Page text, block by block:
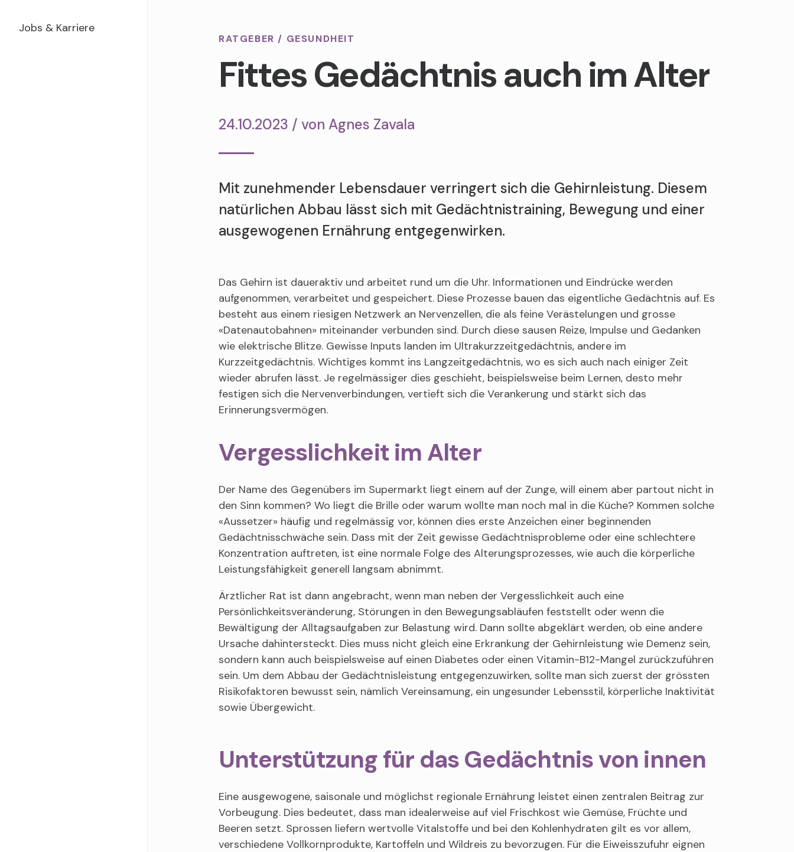
Jobs & Karriere
RATGEBER / GESUNDHEIT
Fittes Gedächtnis auch im Alter
24.10.2023 / von Agnes Zavala
Mit zunehmender Lebensdauer verringert sich die Gehirnleistung. Diesem
natürlichen Abbau lässt sich mit Gedächtnistraining, Bewegung und einer
ausgewogenen Ernährung entgegenwirken.
Das Gehirn ist daueraktiv und arbeitet rund um die Uhr. Informationen und Eindrücke werden
aufgenommen, verarbeitet und gespeichert. Diese Prozesse bauen das eigentliche Gedächtnis auf. Es
besteht aus einem riesigen Netzwerk an Nervenzellen, die als feine Verästelungen und grosse
«Datenautobahnen» miteinander verbunden sind. Durch diese sausen Reize, Impulse und Gedanken
wie elektrische Blitze. Gewisse Inputs landen im Ultrakurzzeitgedächtnis, andere im
Kurzzeitgedächtnis. Wichtiges kommt ins Langzeitgedächtnis, wo es sich auch nach einiger Zeit
wieder abrufen lässt. Je regelmässiger dies geschieht, beispielsweise beim Lernen, desto mehr
festigen sich die Nervenverbindungen, vertieft sich die Verankerung und stärkt sich das
Erinnerungsvermögen.
Vergesslichkeit im Alter
Der Name des Gegenübers im Supermarkt liegt einem auf der Zunge, will einem aber partout nicht in
den Sinn kommen? Wo liegt die Brille oder warum wollte man noch mal in die Küche? Kommen solche
«Aussetzer» häufig und regelmässig vor, können dies erste Anzeichen einer beginnenden
Gedächtnisschwäche sein. Dass mit der Zeit gewisse Gedächtnisprobleme oder eine schlechtere
Konzentration auftreten, ist eine normale Folge des Alterungsprozesses, wie auch die körperliche
Leistungsfähigkeit generell langsam abnimmt.
Ärztlicher Rat ist dann angebracht, wenn man neben der Vergesslichkeit auch eine
Persönlichkeitsveränderung, Störungen in den Bewegungsabläufen feststellt oder wenn die
Bewältigung der Alltagsaufgaben zur Belastung wird. Dann sollte abgeklärt werden, ob eine andere
Ursache dahintersteckt. Dies muss nicht gleich eine Erkrankung der Gehirnleistung wie Demenz sein,
sondern kann auch beispielsweise auf einen Diabetes oder einen Vitamin-B12-Mangel zurückzuführen
sein. Um dem Abbau der Gedächtnisleistung entgegenzuwirken, sollte man sich zuerst der grössten
Risikofaktoren bewusst sein, nämlich Vereinsamung, ein ungesunder Lebensstil, körperliche Inaktivität
sowie Übergewicht.
Unterstützung für das Gedächtnis von innen
Eine ausgewogene, saisonale und möglichst regionale Ernährung leistet einen zentralen Beitrag zur
Vorbeugung. Dies bedeutet, dass man idealerweise auf viel Frischkost wie Gemüse, Früchte und
Beeren setzt. Sprossen liefern wertvolle Vitalstoffe und bei den Kohlenhydraten gilt es vor allem,
verschiedene Vollkornprodukte, Kartoffeln und Wildreis zu bevorzugen. Für die Eiweisszufuhr eignen